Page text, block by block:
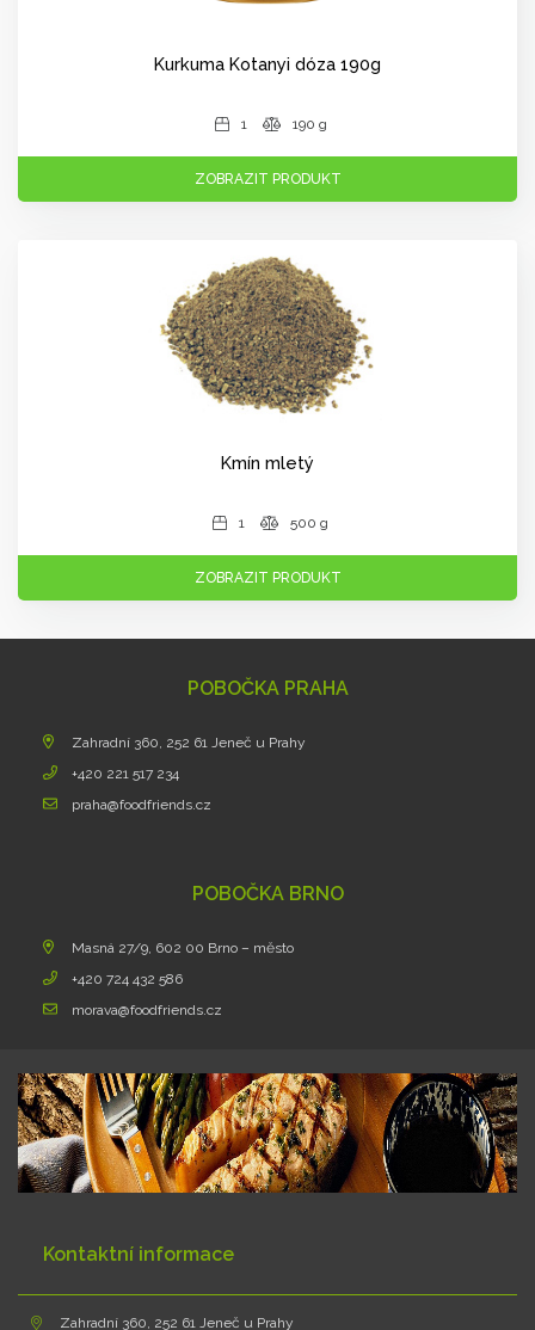
Kurkuma Kotanyi dóza 190g
1 190 g
ZOBRAZIT PRODUKT
Kmín mletý
1 500 g
ZOBRAZIT PRODUKT
POBOČKA PRAHA
Zahradní 360, 252 61 Jeneč u Prahy
+420 221 517 234
praha@foodfriends.cz
POBOČKA BRNO
Masná 27/9, 602 00 Brno – město
+420 724 432 586
morava@foodfriends.cz
Kontaktní informace
Zahradní 360, 252 61 Jeneč u Prahy